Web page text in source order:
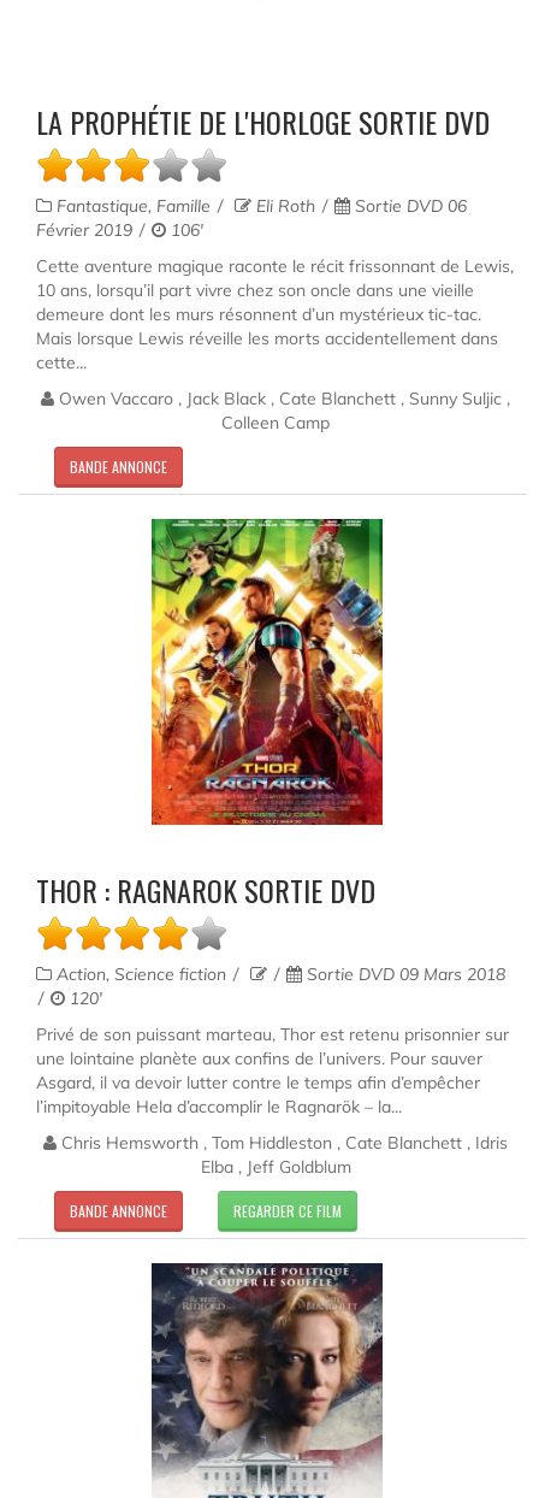
LA PROPHÉTIE DE L'HORLOGE SORTIE DVD
Fantastique, Famille Eli Roth
Sortie DVD 06
Février 2019
106'
Cette aventure magique raconte le récit frissonnant de Lewis,
10 ans, lorsqu’il part vivre chez son oncle dans une vieille
demeure dont les murs résonnent d’un mystérieux tic-tac.
Mais lorsque Lewis réveille les morts accidentellement dans
cette...
Owen Vaccaro , Jack Black , Cate Blanchett , Sunny Suljic ,
Colleen Camp
BANDE ANNONCE
THOR : RAGNAROK SORTIE DVD
Action, Science fiction
Sortie DVD 09 Mars 2018
120'
Privé de son puissant marteau, Thor est retenu prisonnier sur
une lointaine planète aux confins de l’univers. Pour sauver
Asgard, il va devoir lutter contre le temps afin d’empêcher
l’impitoyable Hela d’accomplir le Ragnarök – la...
Chris Hemsworth , Tom Hiddleston , Cate Blanchett , Idris
Elba , Jeff Goldblum
BANDE ANNONCE REGARDER CE FILM